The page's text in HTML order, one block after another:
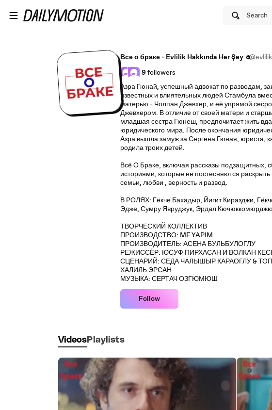
Search
Все о браке - Evlilik Hakkında Her Şey
9followers
Азра Гюнай, успешный адвокат по разводам,
известных и влиятельных людей Стамбула
матерью - Чолпан Джевхер, и её упрямой
Джевхером. В отличие от своей матери и
младшая сестра Гюнеш, предпочитает жить
юридического мира. После окончания
Азра вышла замуж за Сергена Гюная, юриста,
родила троих детей.
Всё О Браке, включая рассказы подзащитных,
историями, которые не постесняются раскрыть
семьи, любви , верность и развод.
В РОЛЯХ: Гёкче Бахадыр, Йигит Киразджи,
Эдже, Сумру Явруджук, Эрдал
ТВОРЧЕСКИЙ КОЛЛЕКТИВ
ПРОИЗВОДСТВО: MF YAPIM
ПРОИЗВОДИТЕЛЬ: АСЕНА БУЛЬБУЛОГЛУ
РЕЖИССЁР: ЮСУФ ПИРХАСАН И ВОЛКАН
СЦЕНАРИЙ: СЕДА ЧАЛЫШЫР КАРАОГЛУ &
ХАЛИЛЬ ЭРСАН
МУЗЫКА: СЕРТАЧ ОЗГЮМЮШ
Follow
Videos Playlists